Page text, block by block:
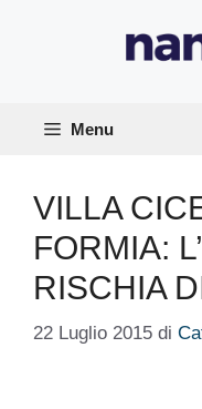
Menu
VILLA
FORMIA:
RISCHIA
22 Luglio 2015 di